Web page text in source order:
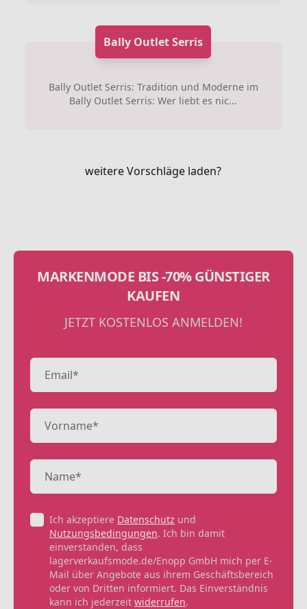
Bally Outlet Serris
Bally Outlet Serris: Tradition und Moderne im
Bally Outlet Serris: Wer liebt es nic...
weitere Vorschläge laden?
MARKENMODE BIS -70% GÜNSTIGER
KAUFEN
JETZT KOSTENLOS ANMELDEN!
Ich akzeptiere Datenschutz und
Nutzungsbedingungen. Ich bin damit
einverstanden, dass
lagerverkaufsmode.de/Enopp GmbH mich per E-
Mail über Angebote aus ihrem Geschäftsbereich
oder von Dritten informiert. Das Einverständnis
kann ich jederzeit widerrufen.